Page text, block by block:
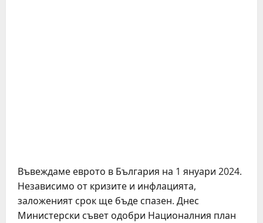
Въвеждаме еврото в България на 1 януари 2024.
Независимо от кризите и инфлацията,
заложеният срок ще бъде спазен. Днес
Министерски съвет одобри Националния план